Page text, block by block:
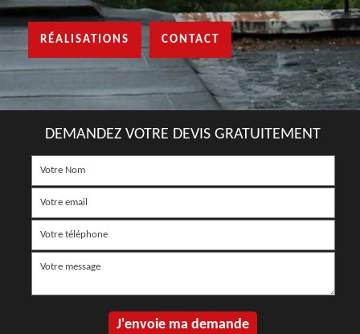
RÉALISATIONS CONTACT
DEMANDEZ VOTRE DEVIS GRATUITEMENT